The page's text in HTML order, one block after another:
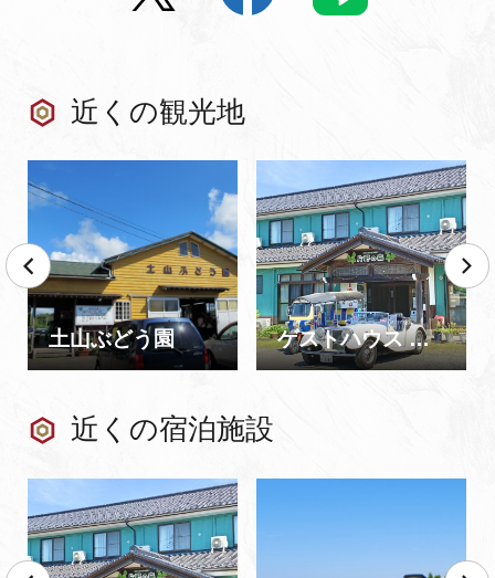
近くの観光地
土山ぶどう園 ゲストハウス 片野の森 オートキャンプ場
近くの宿泊施設